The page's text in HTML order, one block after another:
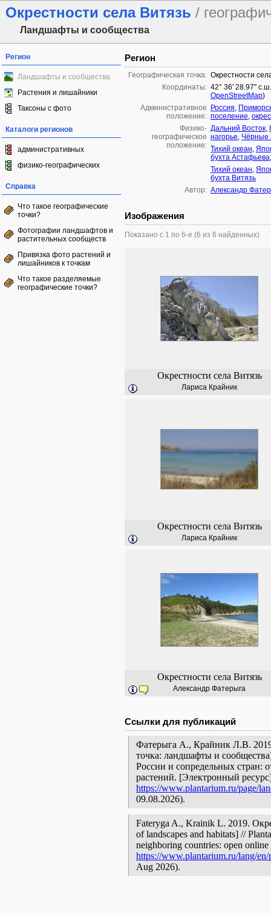
Окрестности села Витязь /
Ландшафты и сообщества
Регион
Ландшафты и сообщества
Растения и лишайники
Таксоны с фото
Каталоги регионов
административных
физико-географических
Справка
Что такое географические
точки?
Фотографии ландшафтов и
растительных сообществ
Привязка фото растений и
лишайников к точкам
Что такое разделяемые
географические точки?
Регион
Географическая точка: Окрестности
Координаты: 42° 36′ 28.97″
OpenStreetMap)
Административное
положение:
Россия,
поселение,
Физико-
географическое
положение:
Дальний Восток,
нагорье, Чёрные
Тихий океан,
бухта Астафьева;
Тихий океан,
бухта Витязь
Автор: Александр
Изображения
Показано с 1 по 6-е (6 из 6 найденных)
Окрестности села Витязь
Лариса Крайник
Окрестности села Витязь
Лариса Крайник
Окрестности села Витязь
Александр Фатерыга
Ссылки для публикаций
Фатерыга А., Крайник Л.В.
точка: ландшафты и
России и сопредельных стран:
растений. [Электронный
https://www.plantarium.ru/page/
09.08.2026).
Fateryga A., Krainik L. 2019.
of landscapes and habitats] //
neighboring countries: open
https://www.plantarium.ru/lang/
Aug 2026).